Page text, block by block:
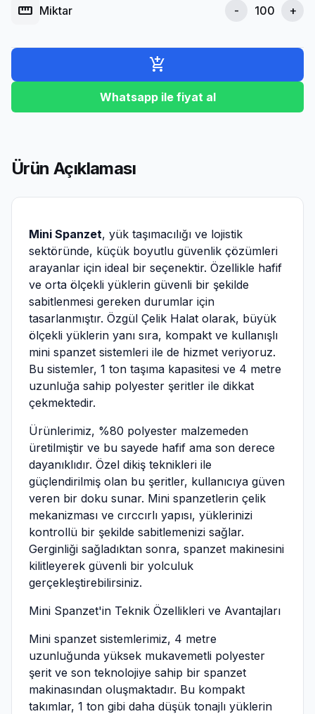
straighten Miktar - +
add_shopping_cart
Whatsapp ile fiyat al
Ürün Açıklaması
Mini Spanzet, yük taşımacılığı ve lojistik
sektöründe, küçük boyutlu güvenlik çözümleri
arayanlar için ideal bir seçenektir. Özellikle hafif
ve orta ölçekli yüklerin güvenli bir şekilde
sabitlenmesi gereken durumlar için
tasarlanmıştır. Özgül Çelik Halat olarak, büyük
ölçekli yüklerin yanı sıra, kompakt ve kullanışlı
mini spanzet sistemleri ile de hizmet veriyoruz.
Bu sistemler, 1 ton taşıma kapasitesi ve 4 metre
uzunluğa sahip polyester şeritler ile dikkat
çekmektedir.
Ürünlerimiz, %80 polyester malzemeden
üretilmiştir ve bu sayede hafif ama son derece
dayanıklıdır. Özel dikiş teknikleri ile
güçlendirilmiş olan bu şeritler, kullanıcıya güven
veren bir doku sunar. Mini spanzetlerin çelik
mekanizması ve cırccırlı yapısı, yüklerinizi
kontrollü bir şekilde sabitlemenizi sağlar.
Gerginliği sağladıktan sonra, spanzet makinesini
kilitleyerek güvenli bir yolculuk
gerçekleştirebilirsiniz.
Mini Spanzet'in Teknik Özellikleri ve Avantajları
Mini spanzet sistemlerimiz, 4 metre
uzunluğunda yüksek mukavemetli polyester
şerit ve son teknolojiye sahip bir spanzet
makinasından oluşmaktadır. Bu kompakt
takımlar, 1 ton gibi daha düşük tonajlı yüklerin